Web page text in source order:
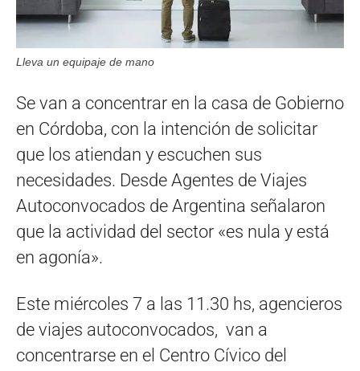
Lleva un equipaje de mano
Se van a concentrar en la casa de Gobierno
en Córdoba, con la intención de solicitar
que los atiendan y escuchen sus
necesidades. Desde Agentes de Viajes
Autoconvocados de Argentina señalaron
que la actividad del sector «es nula y está
en agonía».
Este miércoles 7 a las 11.30 hs, agencieros
de viajes autoconvocados, van a
concentrarse en el Centro Cívico del